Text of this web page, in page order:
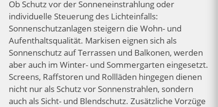
Ob Schutz vor der Sonneneinstrahlung oder
individuelle Steuerung des Lichteinfalls:
Sonnenschutzanlagen steigern die Wohn- und
Aufenthaltsqualität. Markisen eignen sich als
Sonnenschutz auf Terrassen und Balkonen, werden
aber auch im Winter- und Sommergarten eingesetzt.
Screens, Raffstoren und Rollläden hingegen dienen
nicht nur als Schutz vor Sonnenstrahlen, sondern
auch als Sicht- und Blendschutz. Zusätzliche Vorzüge